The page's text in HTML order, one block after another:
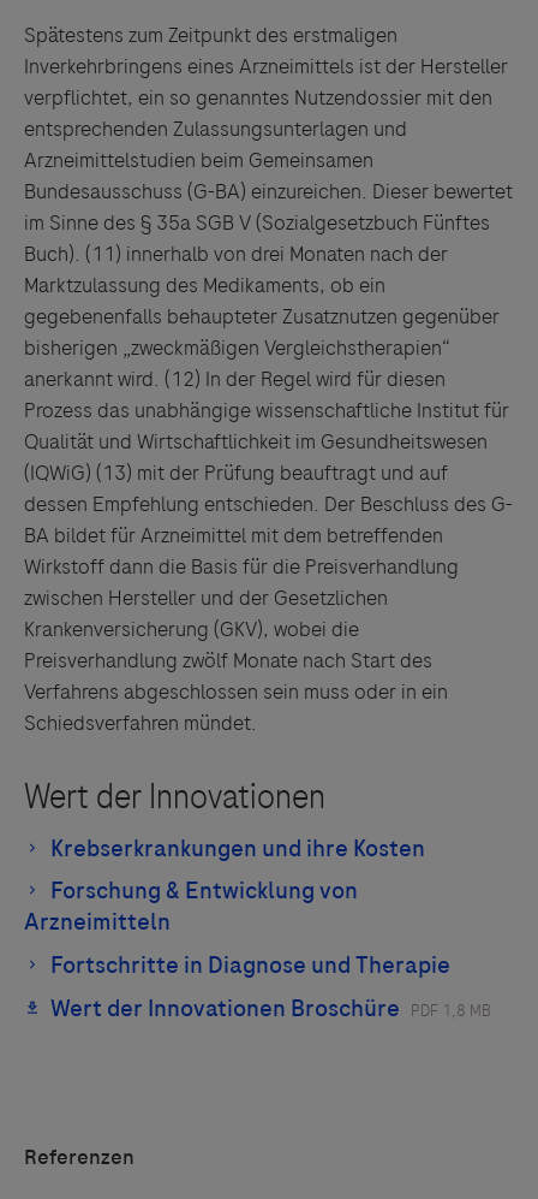
Spätestens zum Zeitpunkt des erstmaligen
Inverkehrbringens eines Arzneimittels ist der Hersteller
verpflichtet, ein so genanntes Nutzendossier mit den
entsprechenden Zulassungsunterlagen und
Arzneimittelstudien beim Gemeinsamen
Bundesausschuss (G-BA) einzureichen. Dieser bewertet
im Sinne des § 35a SGB V (Sozialgesetzbuch Fünftes
Buch). (11) innerhalb von drei Monaten nach der
Marktzulassung des Medikaments, ob ein
gegebenenfalls behaupteter Zusatznutzen gegenüber
bisherigen „zweckmäßigen Vergleichstherapien“
anerkannt wird. (12) In der Regel wird für diesen
Prozess das unabhängige wissenschaftliche Institut für
Qualität und Wirtschaftlichkeit im Gesundheitswesen
(IQWiG) (13) mit der Prüfung beauftragt und auf
dessen Empfehlung entschieden. Der Beschluss des G-
BA bildet für Arzneimittel mit dem betreffenden
Wirkstoff dann die Basis für die Preisverhandlung
zwischen Hersteller und der Gesetzlichen
Krankenversicherung (GKV), wobei die
Preisverhandlung zwölf Monate nach Start des
Verfahrens abgeschlossen sein muss oder in ein
Schiedsverfahren mündet.
Referenzen